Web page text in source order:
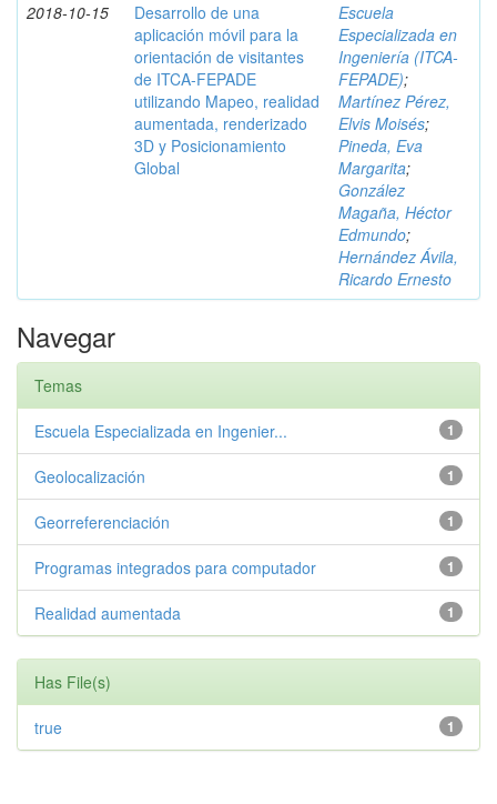
2018-10-15
Desarrollo de una
aplicación móvil para la
orientación de visitantes
de ITCA-FEPADE
utilizando Mapeo, realidad
aumentada, renderizado
3D y Posicionamiento
Global
Escuela
Especializada en
Ingeniería (ITCA-
FEPADE);
Martínez Pérez,
Elvis Moisés;
Pineda, Eva
Margarita;
González
Magaña, Héctor
Edmundo;
Hernández Ávila,
Ricardo Ernesto
Navegar
Temas
1
Escuela Especializada en Ingenier...
1
Geolocalización
1
Georreferenciación
1
Programas integrados para computador
1
Realidad aumentada
Has File(s)
1
true